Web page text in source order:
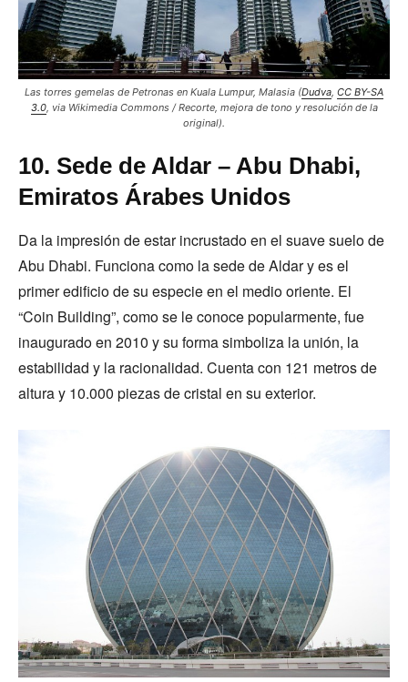
Las torres gemelas de Petronas en Kuala Lumpur, Malasia (Dudva, CC BY-SA
3.0, via Wikimedia Commons / Recorte, mejora de tono y resolución de la
original).
10. Sede de Aldar – Abu Dhabi,
Emiratos Árabes Unidos
Da la impresión de estar incrustado en el suave suelo de
Abu Dhabi. Funciona como la sede de Aldar y es el
primer edificio de su especie en el medio oriente. El
“Coin Building”, como se le conoce popularmente, fue
inaugurado en 2010 y su forma simboliza la unión, la
estabilidad y la racionalidad. Cuenta con 121 metros de
altura y 10.000 piezas de cristal en su exterior.